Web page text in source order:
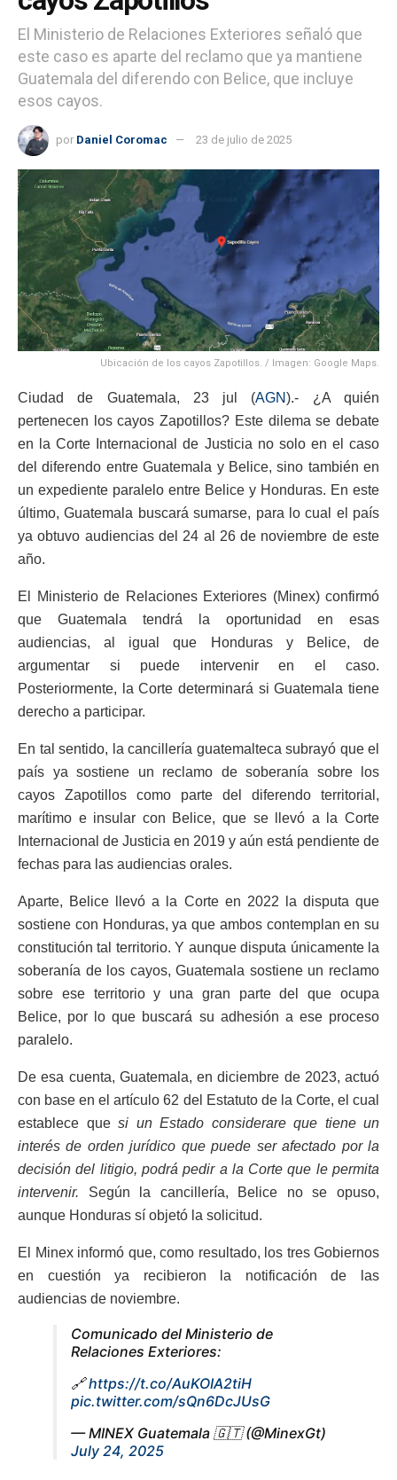
El Ministerio de Relaciones Exteriores señaló que
este caso es aparte del reclamo que ya mantiene
Guatemala del diferendo con Belice, que incluye
esos cayos.
por Daniel Coromac 23 de julio de 2025
Ubicación de los cayos Zapotillos. / Imagen: Google Maps.
Ciudad de Guatemala, 23 jul (AGN).- ¿A quién
pertenecen los cayos Zapotillos? Este dilema se debate
en la Corte Internacional de Justicia no solo en el caso
del diferendo entre Guatemala y Belice, sino también en
un expediente paralelo entre Belice y Honduras. En este
último, Guatemala buscará sumarse, para lo cual el país
ya obtuvo audiencias del 24 al 26 de noviembre de este
año.
El Ministerio de Relaciones Exteriores (Minex) confirmó
que Guatemala tendrá la oportunidad en esas
audiencias, al igual que Honduras y Belice, de
argumentar si puede intervenir en el caso.
Posteriormente, la Corte determinará si Guatemala tiene
derecho a participar.
En tal sentido, la cancillería guatemalteca subrayó que el
país ya sostiene un reclamo de soberanía sobre los
cayos Zapotillos como parte del diferendo territorial,
marítimo e insular con Belice, que se llevó a la Corte
Internacional de Justicia en 2019 y aún está pendiente de
fechas para las audiencias orales.
Aparte, Belice llevó a la Corte en 2022 la disputa que
sostiene con Honduras, ya que ambos contemplan en su
constitución tal territorio. Y aunque disputa únicamente la
soberanía de los cayos, Guatemala sostiene un reclamo
sobre ese territorio y una gran parte del que ocupa
Belice, por lo que buscará su adhesión a ese proceso
paralelo.
De esa cuenta, Guatemala, en diciembre de 2023, actuó
con base en el artículo 62 del Estatuto de la Corte, el cual
establece que si un Estado considerare que tiene un
interés de orden jurídico que puede ser afectado por la
decisión del litigio, podrá pedir a la Corte que le permita
intervenir. Según la cancillería, Belice no se opuso,
aunque Honduras sí objetó la solicitud.
El Minex informó que, como resultado, los tres Gobiernos
en cuestión ya recibieron la notificación de las
audiencias de noviembre.
Comunicado del Ministerio de
Relaciones Exteriores:
🔗https://t.co/AuKOIA2tiH
pic.twitter.com/sQn6DcJUsG
— MINEX Guatemala 🇬🇹 (@MinexGt)
July 24, 2025